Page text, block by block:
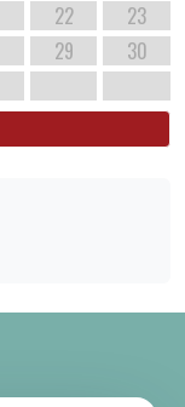
22
23
29
30